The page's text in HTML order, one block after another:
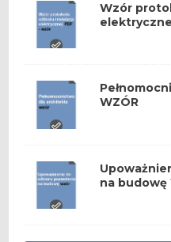
Wzór
WZÓR
na budowę